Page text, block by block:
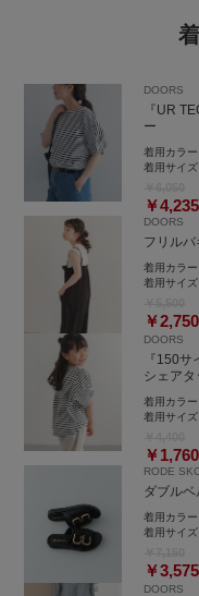
存在感のあるゴールドバッ
instgram
DOORS
『UR
ー
着用カラー
着用サイズ
￥4,235
DOORS
フリル
着用カラー
着用サイズ
￥2,750
DOORS
『150
シェア
着用カラー
着用サイズ
￥1,760
RODE
ダブル
着用カラー
着用サイ
￥3,575
DOORS